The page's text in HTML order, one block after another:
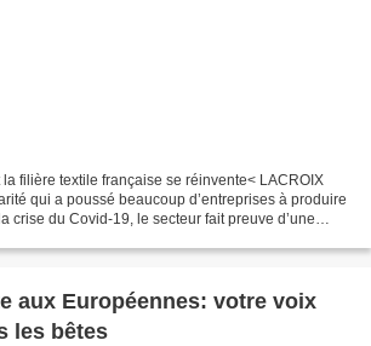
filière textile française se réinvente< LACROIX
qui a poussé beaucoup d’entreprises à produire
crise du Covid-19, le secteur fait preuve d’une
aux Européennes: votre voix
les bêtes